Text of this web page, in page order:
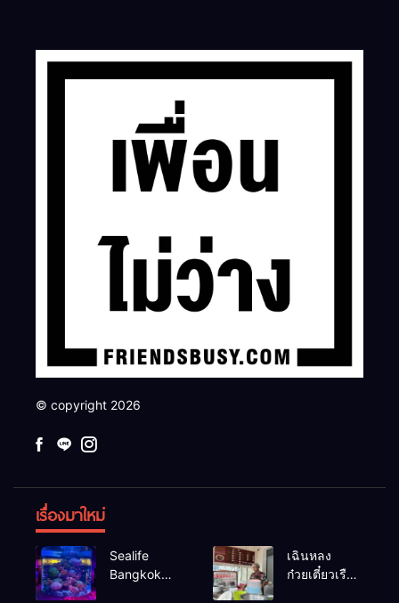
© copyright 2026
เรื่องมาใหม่
Sealife
Bangkok
เฉินหลง
ก๋วยเตี๋ยวเรือ